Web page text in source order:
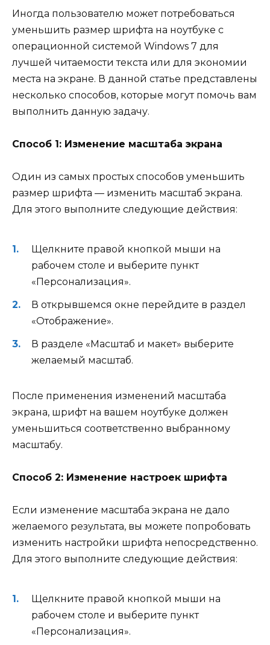
Иногда пользователю может потребоваться
уменьшить размер шрифта на ноутбуке с
операционной системой Windows 7 для
лучшей читаемости текста или для экономии
места на экране. В данной статье представлены
несколько способов, которые могут помочь вам
выполнить данную задачу.
Способ 1: Изменение масштаба экрана
Один из самых простых способов уменьшить
размер шрифта — изменить масштаб экрана.
Для этого выполните следующие действия:
Щелкните правой кнопкой мыши на
рабочем столе и выберите пункт
«Персонализация».
В открывшемся окне перейдите в раздел
«Отображение».
В разделе «Масштаб и макет» выберите
желаемый масштаб.
После применения изменений масштаба
экрана, шрифт на вашем ноутбуке должен
уменьшиться соответственно выбранному
масштабу.
Способ 2: Изменение настроек шрифта
Если изменение масштаба экрана не дало
желаемого результата, вы можете попробовать
изменить настройки шрифта непосредственно.
Для этого выполните следующие действия:
Щелкните правой кнопкой мыши на
рабочем столе и выберите пункт
«Персонализация».